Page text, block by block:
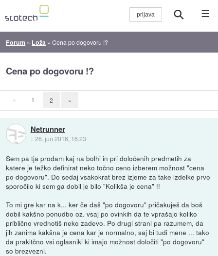
☰
Forum » Loža »Cena po dogovoru !?
Cena po dogovoru !?
« 1 2 »
Netrunner
::26. jun 2016, 16:23
Sem pa tja prodam kaj na bolhi in pri določenih predmetih za
katere je težko definirat neko točno ceno izberem možnost "cena
po dogovoru". Do sedaj vsakokrat brez izjeme za take izdelke prvo
sporočilo ki sem ga dobil je bilo "Kolikša je cena" !!
To mi gre kar na k... ker če daš "po dogovoru" pričakuješ da boš
dobil kakšno ponudbo oz. vsaj po ovinkih da te vprašajo koliko
priblično vrednotiš neko zadevo. Po drugi strani pa razumem, da
jih zanima kakšna je cena kar je normalno, saj bi tudi mene ... tako
da prakitčno vsi oglasniki ki imajo možnost določiti "po dogovoru"
so brezvezni.